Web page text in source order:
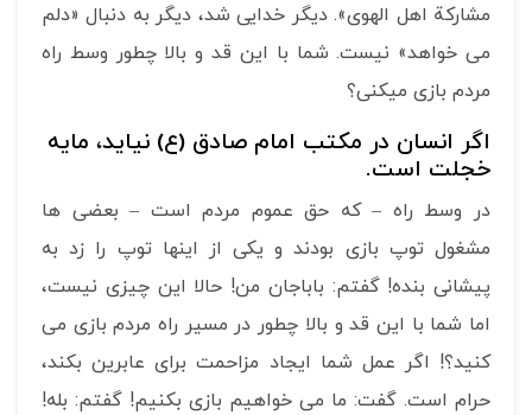
مشارکة اهل الهوی». دیگر خدایی شد، دیگر به دنبال «دلم
می خواهد» نیست. شما با این قد و بالا چطور وسط راه
مردم بازی می­کنی؟
اگر انسان در مکتب امام صادق (ع) نیاید، مایه
خجلت است.
در وسط راه – که حق عموم مردم است – بعضی ها
مشغول توپ بازی بودند و یکی از اینها توپ را زد به
پیشانی بنده! گفتم: باباجان من! حالا این چیزی نیست،
اما شما با این قد و بالا چطور در مسیر راه مردم بازی می
کنید؟! اگر عمل شما ایجاد مزاحمت برای عابرین بکند،
حرام است. گفت: ما می خواهیم بازی بکنیم! گفتم: بله!